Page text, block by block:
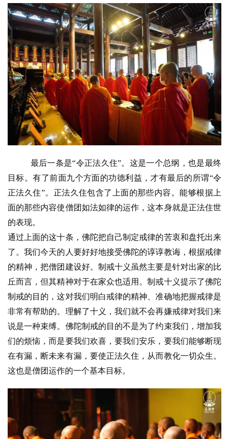
乐
菩
提
专
题
公
益
慈
善
佛
教
人
物
寺
院
巡
礼
视
频
纪
录
术
最后一条是“令正法久住”。这是一个总纲，也是最终
目标。有了前面九个方面的功德利益，才有最后的所谓“令
正法久住”。正法久住包含了上面的那些内容。能够根据上
面的那些内容使僧团如法如律的运作，这本身就是正法住世
的表现。
通过上面的这十条，佛陀把自己制定戒律的苦衷和盘托出来
了。我们今天的人要好好地接受佛陀的谆谆教诲，根据戒律
的精神，把僧团建设好。制戒十义虽然主要是针对出家的比
丘而言，但其精神对于在家众也适用。制戒十义提示了佛陀
制戒的目的，这对我们明白戒律的精神、准确地把握戒律是
非常有帮助的。理解了十义，我们就不会再嫌戒律对我们来
说是一种束缚。佛陀制戒的目的不是为了约束我们，增加我
们的烦恼，而是要我们欢喜，要我们安乐，要我们能够断现
在有漏，断未来有漏，要使正法久住，从而教化一切众生。
这也是僧团运作的一个基本目标。